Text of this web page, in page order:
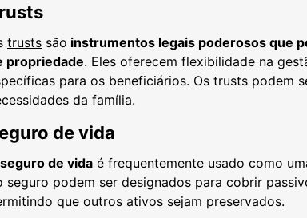
trusts são instrumentos legais poderosos que
propriedade. Eles oferecem flexibilidade na
para os beneficiários. Os trusts podem
da família.
de vida
seguro de vida é frequentemente usado como
seguro podem ser designados para cobrir
que outros ativos sejam preservados.